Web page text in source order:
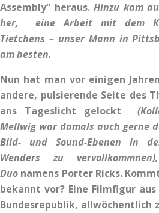
Assembly“ heraus.Hinzu kam
her, eine Arbeit mit dem
Tietchens – unser Mann in
am besten.
Nun hat man vor einigen
andere, pulsierende Seite des
ans Tageslicht gelockt
Mellwig war damals auch gerne
Bild- und Sound-Ebenen in
Wenders zu
Duo namens Porter Ricks.
bekannt vor? Eine Filmfigur
Bundesrepublik, allwöchentlich